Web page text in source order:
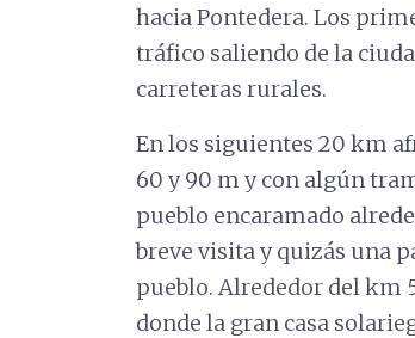
hacia Pontedera. Los
tráfico saliendo de la
carreteras rurales.
En los siguientes 20 km
60 y 90 m y con algún
pueblo encaramado
breve visita y quizás una
pueblo. Alrededor del km
donde la gran casa